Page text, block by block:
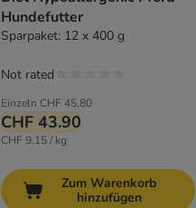
Hundefutter
Sparpaket: 12 x 400 g
Einzeln CHF 45.80
CHF 43.90
CHF 9.15 / kg
Not rated
Zum Warenkorb
hinzufügen